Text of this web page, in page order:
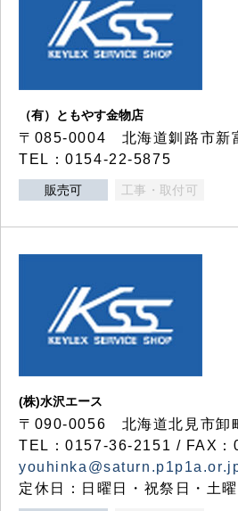
（有）ともやす金物店
〒085-0004 北海道釧路市新
TEL：0154-22-5875
販売可 工事・取付可
(株)水沢エース
〒090-0056 北海道北見市卸
TEL：0157-36-2151 / FAX
定休日：日曜日・祝祭日・土